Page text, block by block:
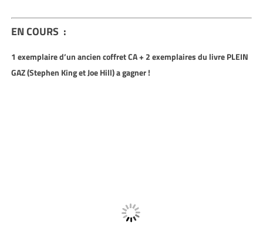
EN COURS :
1 exemplaire d’un ancien coffret CA + 2 exemplaires du livre PLEIN
GAZ (Stephen King et Joe Hill) a gagner !